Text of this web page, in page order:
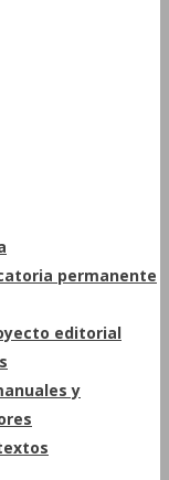
permanente
editorial
y